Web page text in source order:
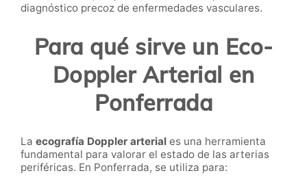
diagnóstico precoz de enfermedades vasculares.
Para qué sirve un Eco-
Doppler Arterial en
Ponferrada
La ecografía Doppler arterial es una herramienta
fundamental para valorar el estado de las arterias
periféricas. En Ponferrada, se utiliza para: